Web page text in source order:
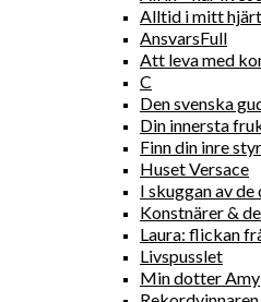
Alltid i mitt
AnsvarsFull
Att leva med
C
Den svenska
Din innersta
Finn din inre
Huset Versace
I skuggan av de
Konstnärer &
Laura: flickan
Livspusslet
Min dotter Amy